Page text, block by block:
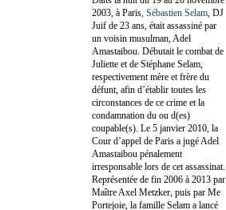
2003, à Paris, Sébastien Selam , DJ
Juif de 23 ans, était assassiné par
un voisin musulman, Adel
Amastaibou. Débutait le combat de
Juliette et de Stéphane Selam,
respectivement mère et frère du
défunt, afin d’établir toutes les
circonstances de ce crime et la
condamnation du ou d(es)
coupable(s). Le 5 janvier 2010, la
Cour d’appel de Paris a jugé Adel
Amastaibou pénalement
irresponsable lors de cet assassinat.
Représentée de fin 2006 à 2013 par
Maître Axel Metzker, puis par Me
Portejoie, la famille Selam a lancé